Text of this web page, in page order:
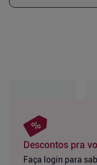
Descontos pra
Faça login para